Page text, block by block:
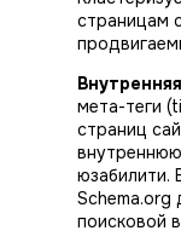
страницам
мета-теги
страниц
юзабилити.
Schema.org
поисковой